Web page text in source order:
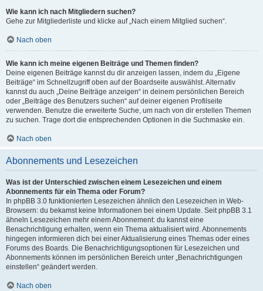
Wie kann ich nach Mitgliedern suchen?
Gehe zur Mitgliederliste und klicke auf „Nach einem Mitglied suchen“.
Nach oben
Wie kann ich meine eigenen Beiträge und Themen finden?
Deine eigenen Beiträge kannst du dir anzeigen lassen, indem du „Eigene
Beiträge“ im Schnellzugriff oben auf der Boardseite auswählst. Alternativ
kannst du auch „Deine Beiträge anzeigen“ in deinem persönlichen Bereich
oder „Beiträge des Benutzers suchen“ auf deiner eigenen Profilseite
verwenden. Benutze die erweiterte Suche, um nach von dir erstellen Themen
zu suchen. Trage dort die entsprechenden Optionen in die Suchmaske ein.
Nach oben
Abonnements und Lesezeichen
Was ist der Unterschied zwischen einem Lesezeichen und einem
Abonnements für ein Thema oder Forum?
In phpBB 3.0 funktionierten Lesezeichen ähnlich den Lesezeichen in Web-
Browsern: du bekamst keine Informationen bei einem Update. Seit phpBB 3.1
ähneln Lesezeichen mehr einem Abonnement: du kannst eine
Benachrichtigung erhalten, wenn ein Thema aktualisiert wird. Abonnements
hingegen informieren dich bei einer Aktualisierung eines Themas oder eines
Forums des Boards. Die Benachrichtigungsoptionen für Lesezeichen und
Abonnements können im persönlichen Bereich unter „Benachrichtigungen
einstellen“ geändert werden.
Nach oben